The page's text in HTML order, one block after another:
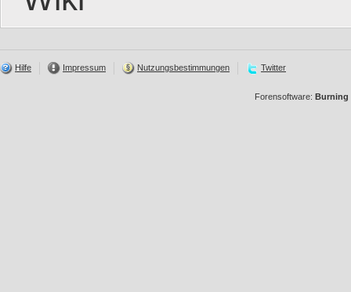
Hilfe Impressum Nutzungsbestimmungen Twitter
Forensoftware: Burning